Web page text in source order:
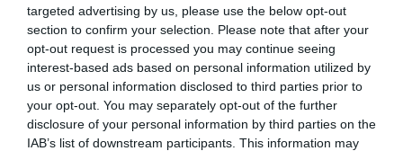
targeted advertising by us, please use the below opt-out
section to confirm your selection. Please note that after your
opt-out request is processed you may continue seeing
interest-based ads based on personal information utilized by
us or personal information disclosed to third parties prior to
your opt-out. You may separately opt-out of the further
disclosure of your personal information by third parties on the
IAB’s list of downstream participants. This information may
ITTASAN RANDALÍROZOTT EGER
BELVÁROSÁBAN: ÜZLETEK KIRAKATA...
2026. augusztus 09|Riasztó